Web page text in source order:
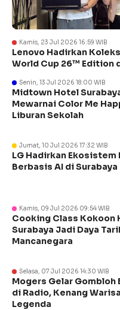
Kamis, 23 Jul 2026 16:59 WIB
Lenovo Hadirkan
World Cup 26™ Edition
Senin, 13 Jul 2026 18:00 WIB
Midtown Hotel
Mewarnai Color Me
Liburan Sekolah
Jumat, 10 Jul 2026 17:32 WIB
LG Hadirkan Ekosistem
Berbasis AI di Surabaya
Kamis, 09 Jul 2026 09:54 WIB
Cooking Class Kokoon
Surabaya Jadi Daya
Mancanegara
Selasa, 07 Jul 2026 14:30 WIB
Mogers Gelar Gombloh
di Radio, Kenang
Legenda